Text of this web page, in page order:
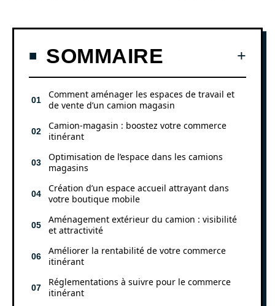
SOMMAIRE
Comment aménager les espaces de travail et
de vente d’un camion magasin
Camion-magasin : boostez votre commerce
itinérant
Optimisation de l’espace dans les camions
magasins
Création d’un espace accueil attrayant dans
votre boutique mobile
Aménagement extérieur du camion : visibilité
et attractivité
Améliorer la rentabilité de votre commerce
itinérant
Réglementations à suivre pour le commerce
itinérant